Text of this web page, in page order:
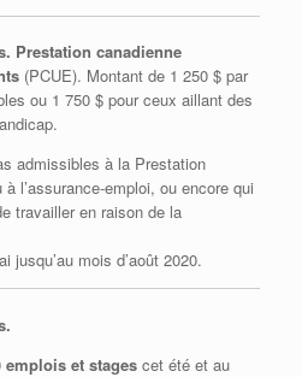
Prestation canadienne
(PCUE). Montant de 1 250 $ par
ou 1 750 $ pour ceux aillant des
admissibles à la Prestation
l’assurance‑emploi, ou encore qui
travailler en raison de la
jusqu’au mois d’août 2020.
emplois et stagescet été et au